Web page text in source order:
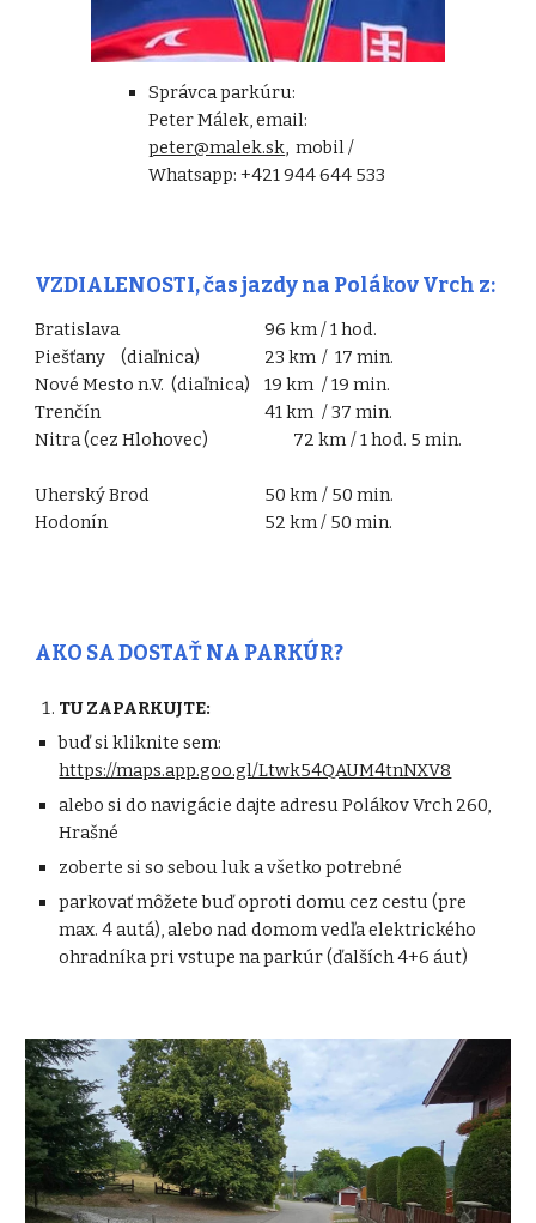
Správca parkúru:
Peter Málek, email:
peter@malek.sk,mobil /
Whatsapp:+421944 644 533
VZDIALENOSTI, čas jazdy na Polákov Vrch z:
Bratislava
96 km / 1 hod.
Piešťany
(diaľnica) 23 km / 17 min.
Nové Mesto n.V. (diaľnica)
19 km / 19 min.
Trenčín
41 km / 37 min.
Nitra (cez Hlohovec)
72 km / 1 hod. 5 min.
Uherský Brod 50 km / 50 min.
Hodonín
52 km / 50 min.
AKO SA DOSTAŤ NA PARKÚR?
TU ZAPARKUJTE:
buď si kliknite sem:
https://maps.app.goo.gl/Ltwk54QAUM4tnNXV8
alebo si do navigácie dajte adresu Polákov Vrch 260,
Hrašné
zoberte si so sebou luk a všetko potrebné
parkovať môžete buď oproti domu cez cestu (pre
max. 4 autá), alebo nad domom vedľa elektrického
ohradníka pri vstupe na parkúr (ďalších 4+6 áut)